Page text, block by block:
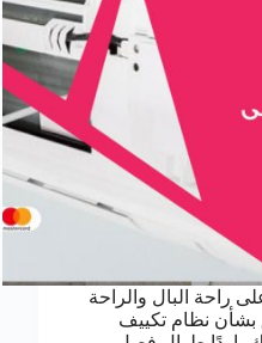
راحة البال والراحة
بشأن نظام تكييف